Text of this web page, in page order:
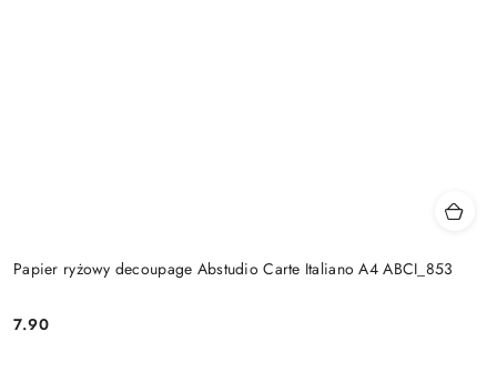
Papier ryżowy decoupage Abstudio Carte Italiano A4 ABCI_853
Cena:
7.90